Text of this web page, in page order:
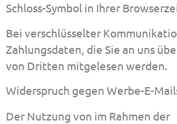
Schloss-Symbol in Ihrer
Bei verschlüsselter
Zahlungsdaten, die Sie an uns
von Dritten mitgelesen werden.
Widerspruch gegen Werbe-E-
Der Nutzung von im Rahmen der